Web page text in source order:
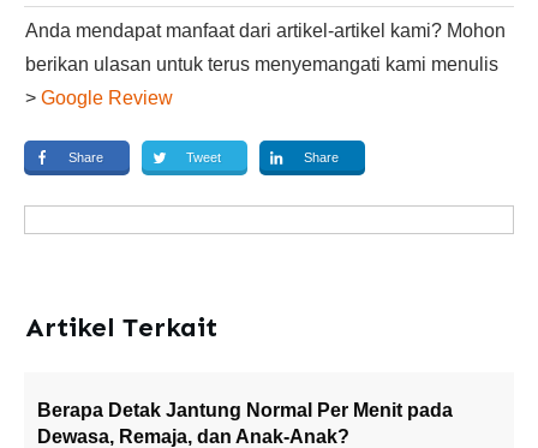
Anda mendapat manfaat dari artikel-artikel kami? Mohon
berikan ulasan untuk terus menyemangati kami menulis
> Google Review
Share Tweet Share
Artikel Terkait
Berapa Detak Jantung Normal Per Menit pada
Dewasa, Remaja, dan Anak-Anak?